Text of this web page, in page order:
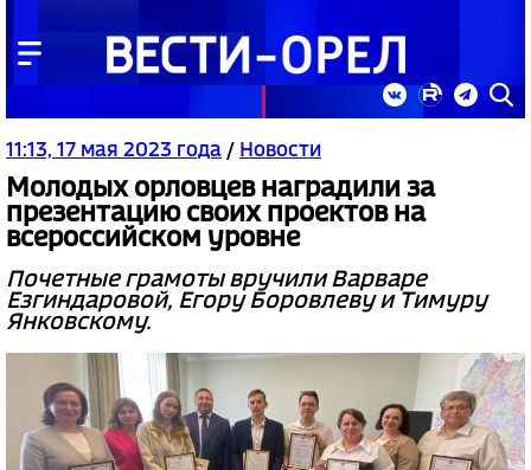
11:13, 17 мая 2023 года / Новости
Молодых орловцев наградили за
презентацию своих проектов на
всероссийском уровне
Почетные грамоты вручили Варваре
Езгиндаровой, Егору Боровлеву и Тимуру
Янковскому.